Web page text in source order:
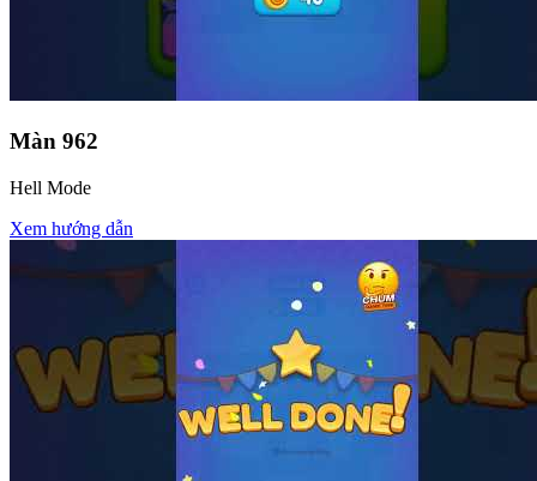
Màn 962
Hell Mode
Xem hướng dẫn